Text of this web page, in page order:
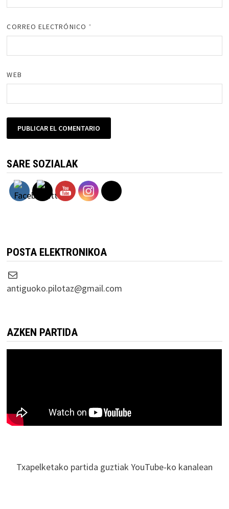
CORREO ELECTRÓNICO *
WEB
SARE SOZIALAK
POSTA ELEKTRONIKOA
Correo electrónico
antiguoko.pilotaz@gmail.com
AZKEN PARTIDA
Txapelketako partida guztiak YouTube-ko kanalean